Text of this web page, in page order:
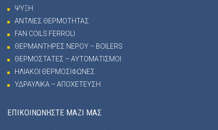
ΨΥΞΗ
ΑΝΤΛΙΕΣ ΘΕΡΜΟΤΗΤΑΣ
FAN COILS FERROLI
ΘΕΡΜΑΝΤΗΡΕΣ ΝΕΡΟΥ – BOILERS
ΘΕΡΜΟΣΤΑΤΕΣ – ΑΥΤΟΜΑΤΙΣΜΟΙ
ΗΛΙΑΚΟΙ ΘΕΡΜΟΣΙΦΩΝΕΣ
ΥΔΡΑΥΛΙΚΑ – ΑΠΟΧΕΤΕΥΣΗ
ΕΠΙΚΟΙΝΩΝΗΣΤΕ ΜΑΖΙ ΜΑΣ